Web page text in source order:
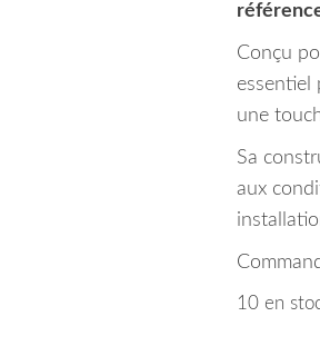
Conçu
essentiel
une
Sa
aux
10 en